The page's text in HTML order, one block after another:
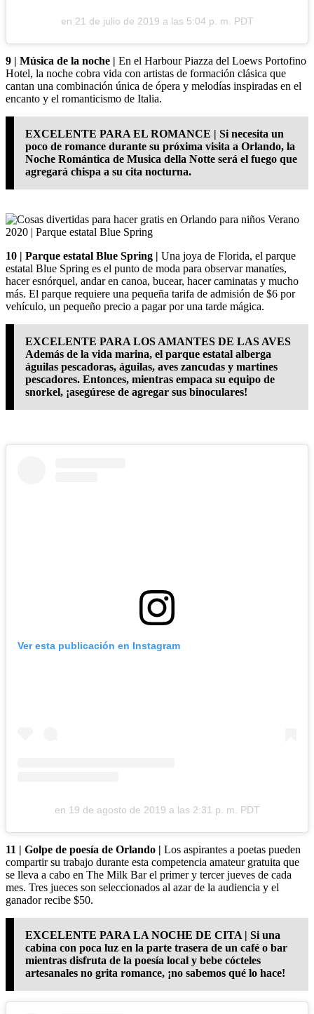
en 21 de julio de 2019 a las 5:04 p. m. PDT
9 | Música de la noche | En el Harbour Piazza del Loews Portofino
Hotel, la noche cobra vida con artistas de formación clásica que
cantan una combinación única de ópera y melodías inspiradas en el
encanto y el romanticismo de Italia.
EXCELENTE PARA EL ROMANCE | Si necesita un
poco de romance durante su próxima visita a Orlando, la
Noche Romántica de Musica della Notte será el fuego que
agregará chispa a su cita nocturna.
10 | Parque estatal Blue Spring | Una joya de Florida, el parque
estatal Blue Spring es el punto de moda para observar manatíes,
hacer esnórquel, andar en canoa, bucear, hacer caminatas y mucho
más. El parque requiere una pequeña tarifa de admisión de $6 por
vehículo, un pequeño precio a pagar por una tarde mágica.
EXCELENTE PARA LOS AMANTES DE LAS AVES
Además de la vida marina, el parque estatal alberga
águilas pescadoras, águilas, aves zancudas y martines
pescadores. Entonces, mientras empaca su equipo de
snorkel, ¡asegúrese de agregar sus binoculares!
Ver esta publicación en Instagram
en 19 de agosto de 2019 a las 2:31 p. m. PDT
11 | Golpe de poesía de Orlando | Los aspirantes a poetas pueden
compartir su trabajo durante esta competencia amateur gratuita que
se lleva a cabo en The Milk Bar el primer y tercer jueves de cada
mes. Tres jueces son seleccionados al azar de la audiencia y el
ganador recibe $50.
EXCELENTE PARA LA NOCHE DE CITA | Si una
cabina con poca luz en la parte trasera de un café o bar
mientras disfruta de la poesía local y bebe cócteles
artesanales no grita romance, ¡no sabemos qué lo hace!